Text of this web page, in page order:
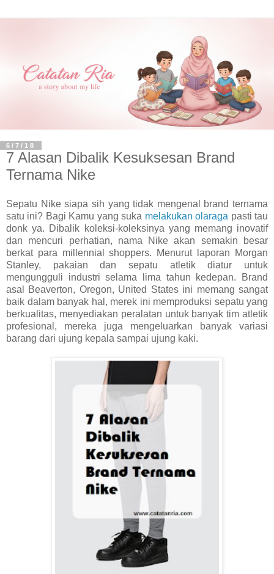
6/7/18
7 Alasan Dibalik Kesuksesan Brand
Ternama Nike
Sepatu Nike siapa sih yang tidak mengenal brand ternama
satu ini? Bagi Kamu yang suka melakukan olaraga pasti tau
donk ya. Dibalik koleksi-koleksinya yang memang inovatif
dan mencuri perhatian, nama Nike akan semakin besar
berkat para millennial shoppers. Menurut laporan Morgan
Stanley, pakaian dan sepatu atletik diatur untuk
mengungguli industri selama lima tahun kedepan. Brand
asal Beaverton, Oregon, United States ini memang sangat
baik dalam banyak hal, merek ini memproduksi sepatu yang
berkualitas, menyediakan peralatan untuk banyak tim atletik
profesional, mereka juga mengeluarkan banyak variasi
barang dari ujung kepala sampai ujung kaki.